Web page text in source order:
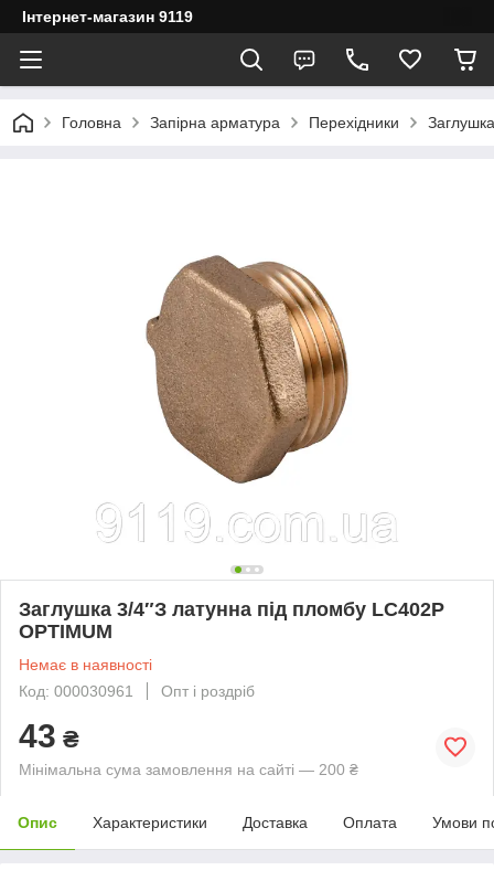
Інтернет-магазин 9119
Головна Запірна арматура Перехідники
Заглушка 3/4″З латунна під пломбу LC402P
OPTIMUM
Немає в наявності
Код: 000030961
Опт і роздріб
43 ₴
Мінімальна сума замовлення на сайті — 200 ₴
Опис Характеристики Доставка Оплата Умови